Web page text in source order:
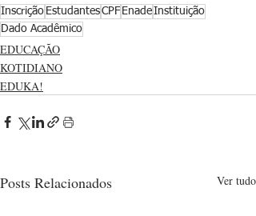
Inscrição EstudantesCPF EnadeInstituição
Dado Acadêmico
EDUCAÇÃO
KOTIDIANO
EDUKA!
Posts Relacionados Ver tudo